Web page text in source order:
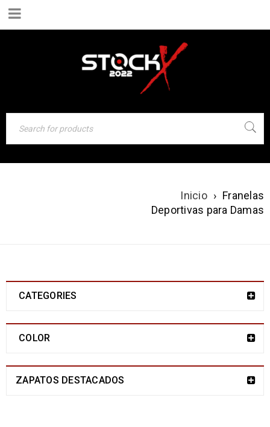
Inicio › Franelas
Deportivas para Damas
CATEGORIES
COLOR
ZAPATOS DESTACADOS